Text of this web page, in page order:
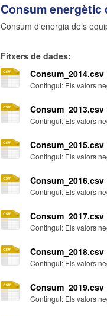
Consum
Consum d'energia dels
Fitxers de dades:
Consum_2014.csv
Contingut: Els valors
Consum_2013.csv
Contingut: Els valors
Consum_2015.csv
Contingut: Els valors
Consum_2016.csv
Contingut: Els valors
Consum_2017.csv
Contingut: Els valors
Consum_2018.csv
Contingut: Els valors
Consum_2019.csv
Contingut: Els valors